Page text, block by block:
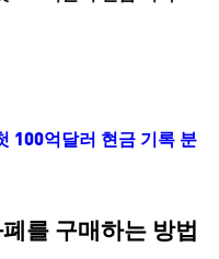
100억달러 현금 기록 분
를 구매하는 방법